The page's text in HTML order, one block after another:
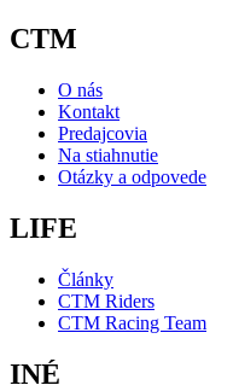
CTM
O nás
Kontakt
Predajcovia
Na stiahnutie
Otázky a odpovede
LIFE
Články
CTM Riders
CTM Racing Team
INÉ